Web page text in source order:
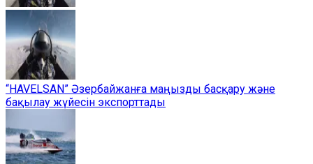
“HAVELSAN” Әзербайжанға маңызды басқару және
бақылау жүйесін экспорттады